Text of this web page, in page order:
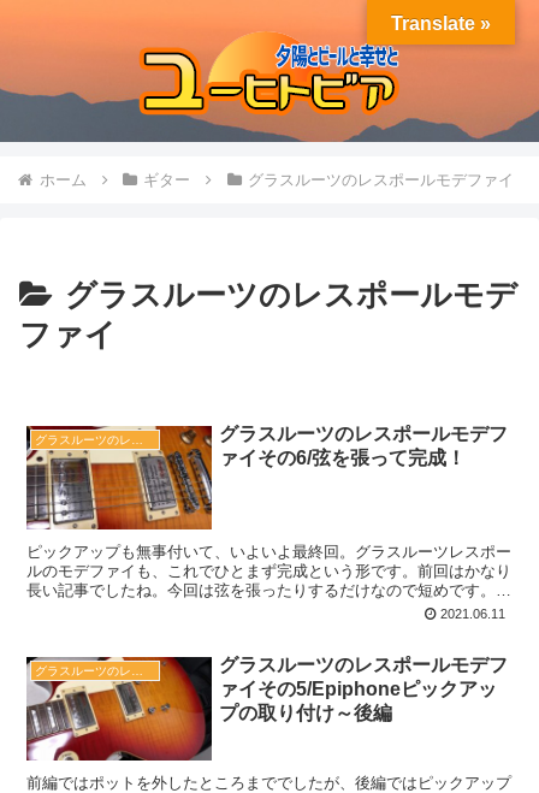
ホーム ギター グラスルーツのレスポールモデファイ
グラスルーツのレスポールモデ
ファイ
グラスルーツのレスポールモデフ
ァイその6/弦を張って完成！
ピックアップも無事付いて、いよいよ最終回。グラスルーツレスポー
ルのモデファイも、これでひとまず完成という形です。前回はかなり
長い記事でしたね。今回は弦を張ったりするだけなので短めです。
裏フタをネジ止め ポットの機能も問題無かったので、セレ...2021.06.11
グラスルーツのレスポールモデフ
ァイその5/Epiphoneピックアッ
プの取り付け～後編
前編ではポットを外したところまででしたが、後編ではピックアップ
Translate »